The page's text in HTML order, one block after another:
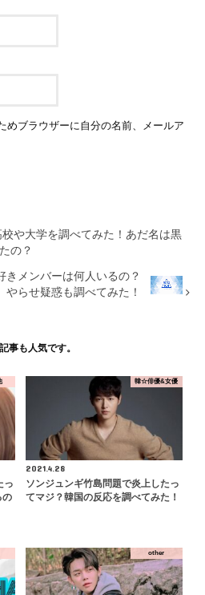
めブラウザーに自分の名前、メールア
や大学を調べてみた！あだ名は黒
の？
きメンバーは何人いるの？
やらせ疑惑も調べてみた！
事も人気です。
っ
の
韓☆俳優&女優
2021.4.28
ソンジュンギ竹島問題で炎上したっ
てマジ？韓国の反応を調べてみた！
other